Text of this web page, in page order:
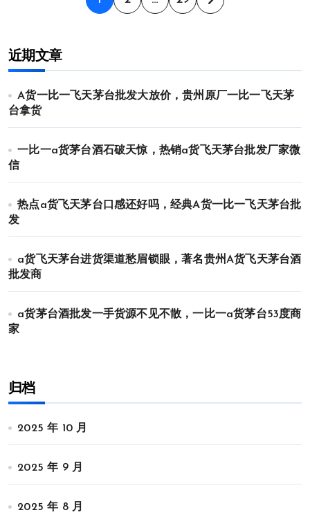
页
近期文章
A货一比一飞天茅台批发大放价，贵州原厂一比一飞天茅
台拿货
一比一a货茅台酒石破天惊，热销a货飞天茅台批发厂家微
信
热点a货飞天茅台口感还好吗，经典A货一比一飞天茅台批
发
a货飞天茅台进货渠道愁眉锁眼，著名贵州A货飞天茅台酒
批发商
a货茅台酒批发一手货源不见不散，一比一a货茅台53度商
家
归档
2025 年 10 月
2025 年 9 月
2025 年 8 月